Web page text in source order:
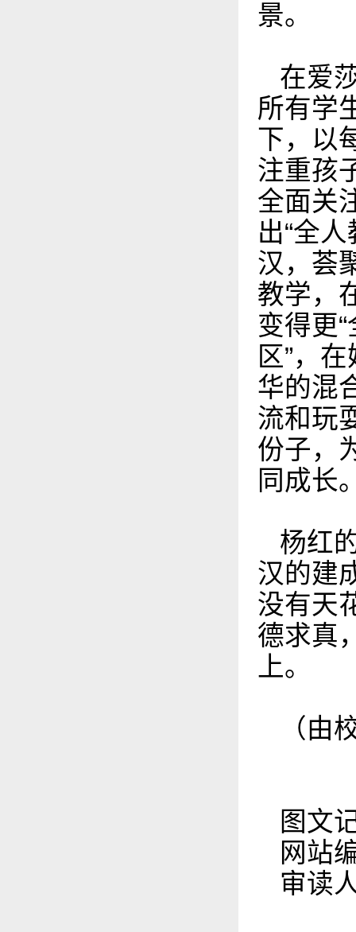
景。
在爱
所有学
下，以
注重孩
全面关
出“全
汉，荟
教学，
变得更
区”，
华的混
流和玩
份子，
同成长
杨红
汉的建
没有天
德求真
上。
（由
图文
网站
审读